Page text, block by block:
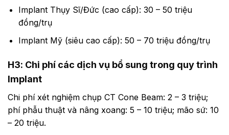
Implant Thụy Sĩ/Đức (cao cấp): 30 – 50 triệu
đồng/trụ
Implant Mỹ (siêu cao cấp): 50 – 70 triệu đồng/trụ
H3: Chi phí các dịch vụ bổ sung trong quy trình
Implant
Chi phí хét nghiệm chụp CT Cone Beam: 2 – 3 triệu;
phí phẫu thuật và nâng xoang: 5 – 10 triệu; mão sứ: 10
– 20 triệu.